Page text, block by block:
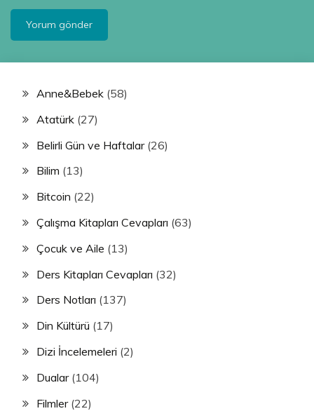
Anne&Bebek (58)
Atatürk (27)
Belirli Gün ve Haftalar(26)
Bilim (13)
Bitcoin (22)
Çalışma Kitapları Cevapları (63)
Çocuk ve Aile (13)
Ders Kitapları Cevapları (32)
Ders Notları (137)
Din Kültürü (17)
Dizi İncelemeleri (2)
Dualar(104)
Filmler(22)